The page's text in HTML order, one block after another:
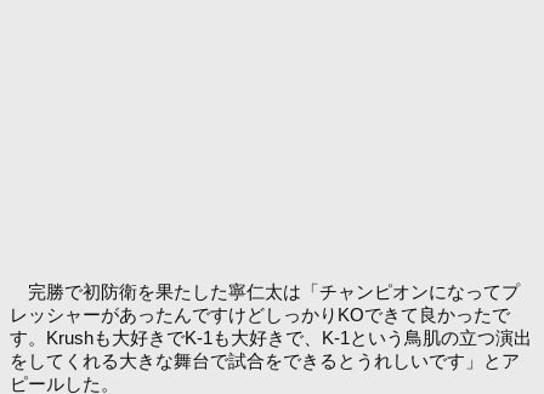
完勝で初防衛を果たした寧仁太は「チャンピオンになってプ
レッシャーがあったんですけどしっかりKOできて良かったで
す。Krushも大好きでK-1も大好きで、K-1という鳥肌の立つ演出
をしてくれる大きな舞台で試合をできるとうれしいです」とア
ピールした。